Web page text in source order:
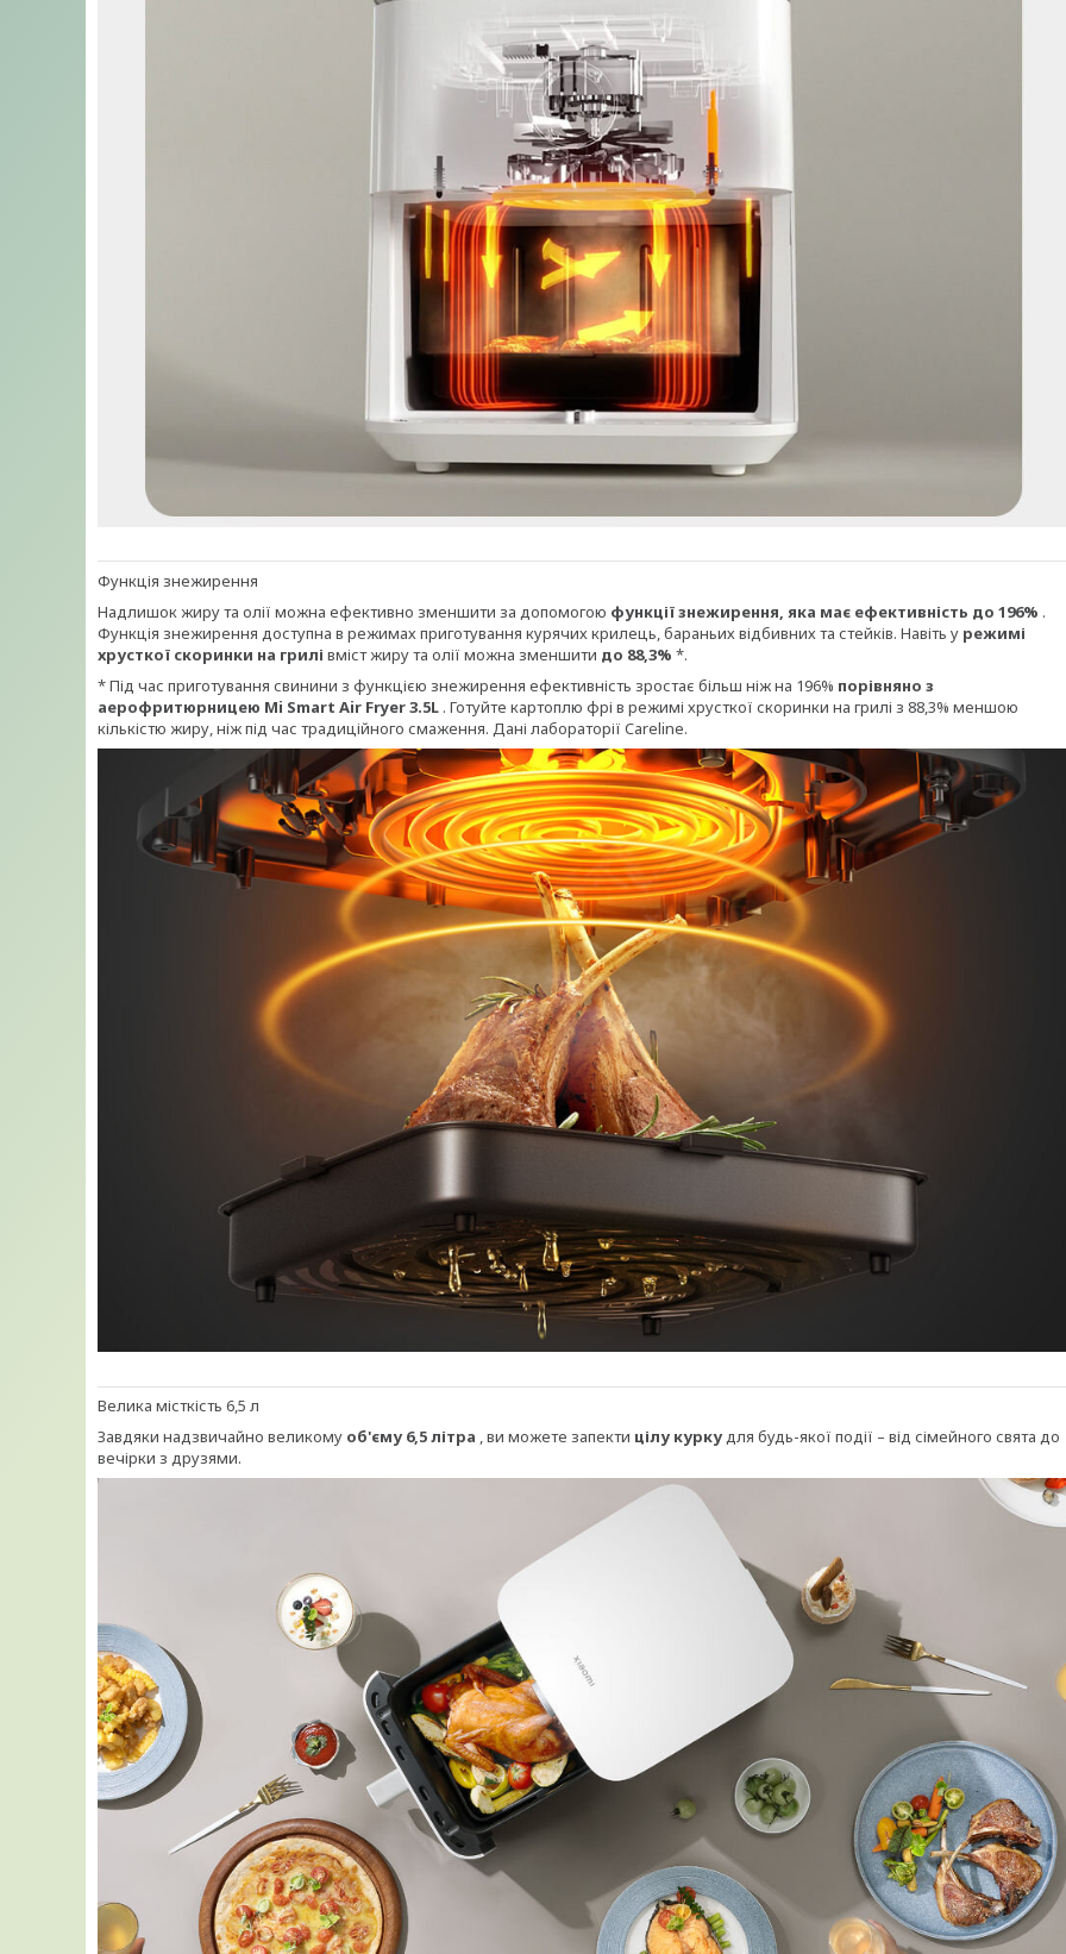
Функція знежирення
Надлишок жиру та олії можна ефективно зменшити за допомогою функції знежирення, яка має ефективність до 196% .
Функція знежирення доступна в режимах приготування курячих крилець, бараньих відбивних та стейків. Навіть у режимі
хрусткої скоринки на грилі вміст жиру та олії можна зменшити до 88,3% *.
* Під час приготування свинини з функцією знежирення ефективність зростає більш ніж на 196% порівняно з
аерофритюрницею Mi Smart Air Fryer 3.5L . Готуйте картоплю фрі в режимі хрусткої скоринки на грилі з 88,3% меншою
кількістю жиру, ніж під час традиційного смаження. Дані лабораторії Careline.
Велика місткість 6,5 л
Завдяки надзвичайно великому об'єму 6,5 літра , ви можете запекти цілу куркудля будь-якої події – від сімейного свята до
вечірки з друзями.